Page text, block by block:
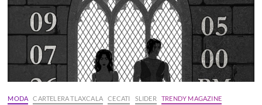
MODA CARTELERA TLAXCALA CECATI SLIDER TRENDY MAGAZINE